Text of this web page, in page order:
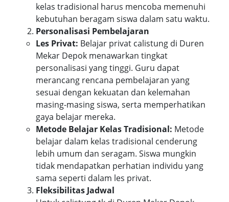
kelas tradisional harus mencoba memenuhi
kebutuhan beragam siswa dalam satu waktu.
Personalisasi Pembelajaran
Les Privat: Belajar privat calistung di Duren
Mekar Depok menawarkan tingkat
personalisasi yang tinggi. Guru dapat
merancang rencana pembelajaran yang
sesuai dengan kekuatan dan kelemahan
masing-masing siswa, serta memperhatikan
gaya belajar mereka.
Metode Belajar Kelas Tradisional: Metode
belajar dalam kelas tradisional cenderung
lebih umum dan seragam. Siswa mungkin
tidak mendapatkan perhatian individu yang
sama seperti dalam les privat.
Fleksibilitas Jadwal